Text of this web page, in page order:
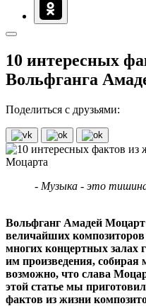
10 интересных
Вольфганга
Поделиться с друзьями:
- Музыка - это
Вольфганг Амадей
величайших
многих концертных залах
им произведения,
возможно, что слава
этой статье мы
фактов из жизни